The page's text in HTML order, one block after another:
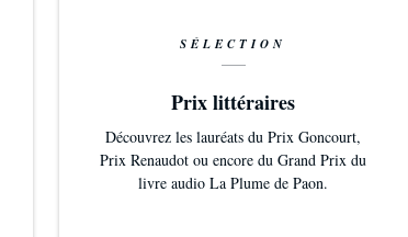
SÉLECTION
Prix littéraires
Découvrez les lauréats du Prix Goncourt,
Prix Renaudot ou encore du Grand Prix du
livre audio La Plume de Paon.